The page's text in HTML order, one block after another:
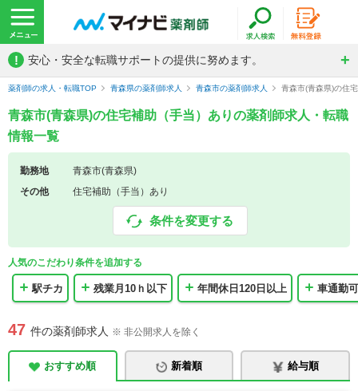
! 安心・安全な転職サポートの提供に努めます。
薬剤師の求人・転職TOP 青森県の薬剤師求人 青森市の薬剤師求人 青森市(青森県)の住
青森市(青森県)の住宅補助（手当）ありの薬剤師求人・転職
情報一覧
勤務地
青森市(青森県)
その他
住宅補助（手当）あり
条件を変更する
人気のこだわり条件を追加する
駅チカ 残業月10ｈ以下 年間休日120日以上 車通勤可
47 件の薬剤師求人 ※ 非公開求人を除く
おすすめ順 新着順 給与順